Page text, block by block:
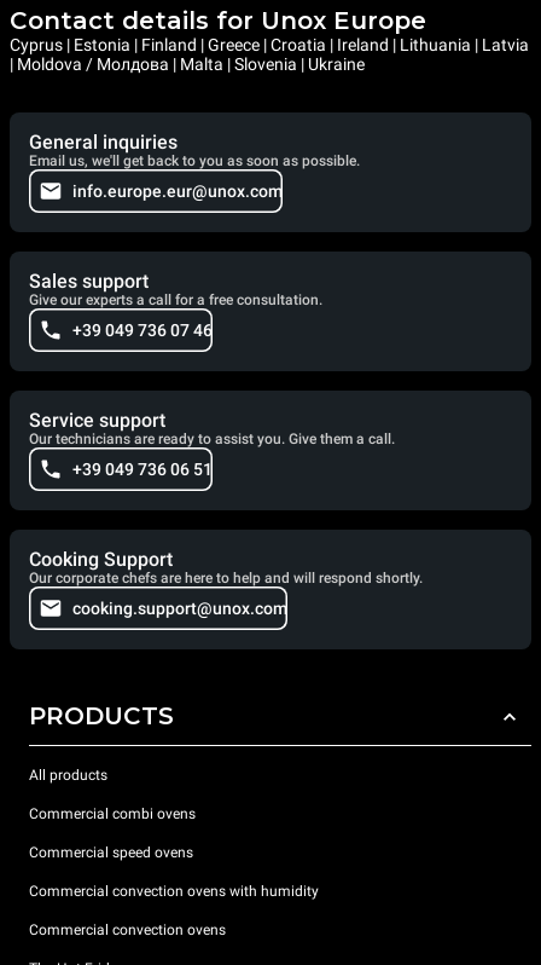
Contact details for Unox Europe
Cyprus | Estonia | Finland | Greece | Croatia | Ireland | Lithuania | Latvia
| Moldova / Молдова | Malta | Slovenia | Ukraine
General inquiries
Email us, we'll get back to you as soon as possible.
info.europe.eur@unox.com
Sales support
Give our experts a call for a free consultation.
+39 049 736 07 46
Service support
Our technicians are ready to assist you. Give them a call.
+39 049 736 06 51
Cooking Support
Our corporate chefs are here to help and will respond shortly.
cooking.support@unox.com
PRODUCTS
All products
Commercial combi ovens
Commercial speed ovens
Commercial convection ovens with humidity
Commercial convection ovens